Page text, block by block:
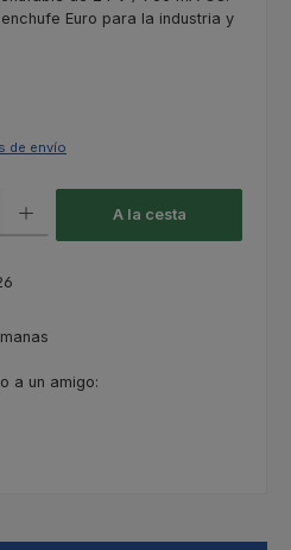
Euro para la industria y
de envío
A la cesta
a un amigo: